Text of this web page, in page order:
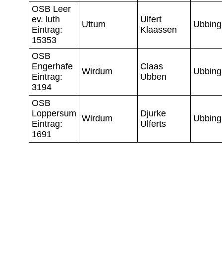
OSB Leer
ev. luth
Eintrag:
15353
Uttum
Ulfert
Klaassen
OSB
Engerhafe
Eintrag:
3194
Wirdum
Claas
Ubben
OSB
Loppersum
Eintrag:
1691
Wirdum
Djurke
Ulferts